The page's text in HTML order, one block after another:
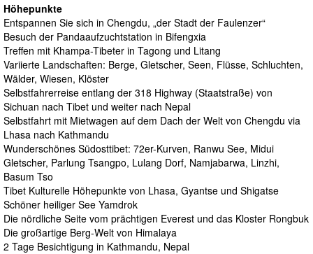
Höhepunkte
Entspannen Sie sich in Chengdu, „der Stadt der Faulenzer“
Besuch der Pandaaufzuchtstation in Bifengxia
Treffen mit Khampa-Tibeter in Tagong und Litang
Variierte Landschaften: Berge, Gletscher, Seen, Flüsse, Schluchten,
Wälder, Wiesen, Klöster
Selbstfahrerreise entlang der 318 Highway (Staatstraße) von
Sichuan nach Tibet und weiter nach Nepal
Selbstfahrt mit Mietwagen auf dem Dach der Welt von Chengdu via
Lhasa nach Kathmandu
Wunderschönes Südosttibet: 72er-Kurven, Ranwu See, Midui
Gletscher, Parlung Tsangpo, Lulang Dorf, Namjabarwa, Linzhi,
Basum Tso
Tibet Kulturelle Höhepunkte von Lhasa, Gyantse und Shigatse
Schöner heiliger See Yamdrok
Die nördliche Seite vom prächtigen Everest und das Kloster Rongbuk
Die großartige Berg-Welt von Himalaya
2 Tage Besichtigung in Kathmandu, Nepal